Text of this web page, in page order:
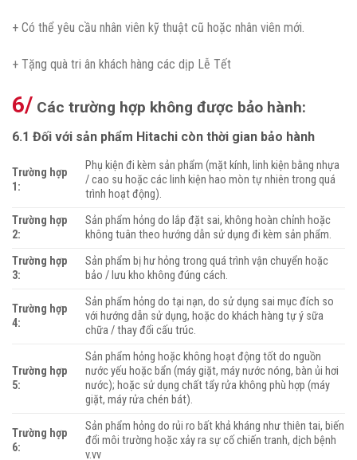
+ Có thể yêu cầu nhân viên kỹ thuật cũ hoặc nhân viên mới.
+ Tặng quà tri ân khách hàng các dịp Lễ Tết
6/ Các trường hợp không được bảo hành:
6.1 Đối với sản phẩm Hitachi còn thời gian bảo hành
Trường hợp
1:
Phụ kiện đi kèm sản phẩm (mặt kính, linh kiện bằng nhựa
/ cao su hoặc các linh kiện hao mòn tự nhiên trong quá
trình hoạt động).
Trường hợp
2:
Sản phẩm hỏng do lắp đặt sai, không hoàn chỉnh hoặc
không tuân theo hướng dẫn sử dụng đi kèm sản phẩm.
Trường hợp
3:
Sản phẩm bị hư hỏng trong quá trình vận chuyển hoặc
bảo / lưu kho không đúng cách.
Trường hợp
4:
Sản phẩm hỏng do tại nạn, do sử dụng sai mục đích so
với hướng dẫn sử dụng, hoặc do khách hàng tự ý sữa
chữa / thay đổi cấu trúc.
Trường hợp
5:
Sản phẩm hỏng hoặc không hoạt động tốt do nguồn
nước yếu hoặc bẩn (máy giặt, máy nước nóng, bàn ủi hơi
nước); hoặc sử dụng chất tẩy rửa không phù hợp (máy
giặt, máy rửa chén bát).
Trường hợp
6:
Sản phẩm hỏng do rủi ro bất khả kháng như thiên tai, biến
đổi môi trường hoặc xảy ra sự cố chiến tranh, dịch bệnh
v.vv